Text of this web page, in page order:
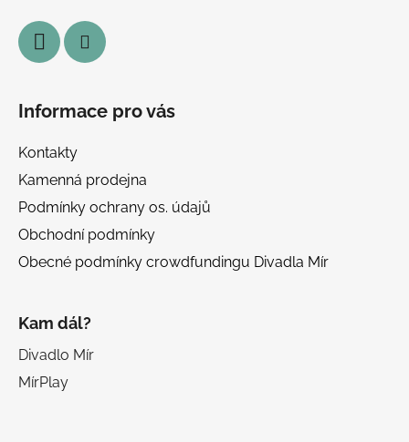
Informace pro vás
Kontakty
Kamenná prodejna
Podmínky ochrany os. údajů
Obchodní podmínky
Obecné podmínky crowdfundingu Divadla Mír
Kam dál?
Divadlo Mír
MírPlay